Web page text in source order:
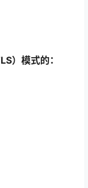
）模式的：